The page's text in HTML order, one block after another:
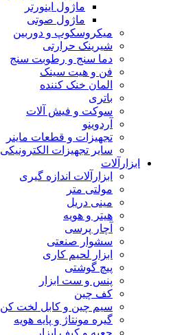
ماژول اینورتر
ماژول صوتی
میکروسکوپ و دوربین
شیرینک حرارتی
دما سنج و رطوبت سنج
فن و هیت سینک
المان خنک کننده
باتری
سوکت و فیش آلات
آردوینو
تجهیزات و قطعات ماینر
سایر تجهیزات الکترونیکی
ابزارآلات
ابزارآلات اندازه گیری
مولتی متر
مینی دریل
هیتر و هویه
آچار پرسی
سشوار صنعتی
ابزار لحیم کاری
پیچ گوشتی
پنس و ست ابزار
کف چین
سیم چین و کابل لخت کن
گیره مونتاژ و پایه هویه
جعبه و کیف ابزار